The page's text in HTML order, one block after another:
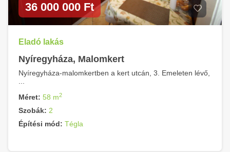
36 000 000 Ft
Eladó lakás
Nyíregyháza, Malomkert
Nyíregyháza-malomkertben a kert utcán, 3. Emeleten lévő,
Méret: 58 m2
Szobák: 2
Építési mód: Tégla